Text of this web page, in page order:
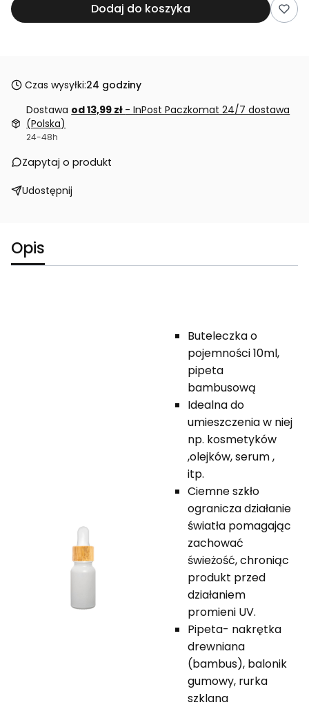
Dodaj do koszyka
Czas wysyłki:24 godziny
Dostawa od 13,99 zł - InPost Paczkomat 24/7 dostawa
(Polska)
24-48h
Zapytaj o produkt
Udostępnij
Opis
Buteleczka o
pojemności 10ml,
pipeta
bambusową
Idealna do
umieszczenia w niej
np. kosmetyków
,olejków, serum ,
itp.
Ciemne szkło
ogranicza działanie
światła pomagając
zachować
świeżość, chroniąc
produkt przed
działaniem
promieni UV.
Pipeta- nakrętka
drewniana
(bambus), balonik
gumowy, rurka
szklana